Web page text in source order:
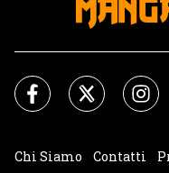
Chi Siamo Contatti